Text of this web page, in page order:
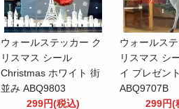
ウォールステッカー ク
リスマス シール
Christmas ホワイト 街
並み ABQ9803
299円(税込)
ウォールス
リスマス シ
イ プレゼン
ABQ9707B
299円(